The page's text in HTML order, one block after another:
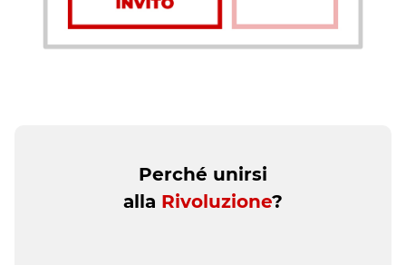
Perché unirsi
alla Rivoluzione?